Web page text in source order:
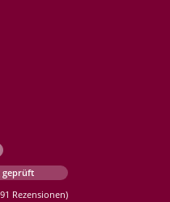
geprüft
Rezensionen)